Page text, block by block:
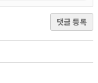
댓글 등록